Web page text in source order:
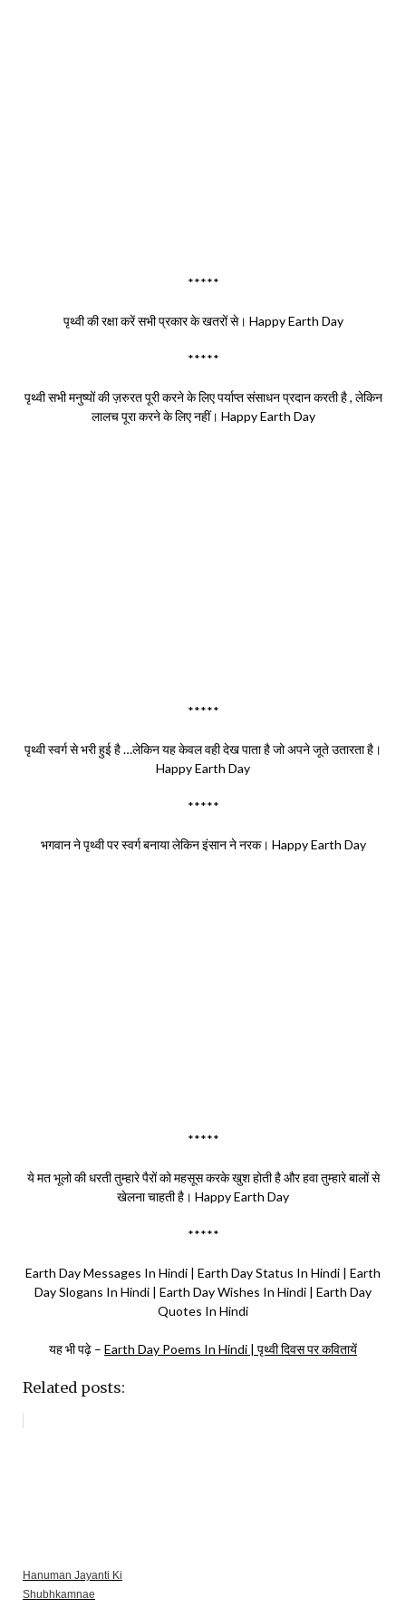
*****
पृथ्वी की रक्षा करें सभी प्रकार के खतरों से। Happy Earth Day
*****
पृथ्वी सभी मनुष्यों की ज़रुरत पूरी करने के लिए पर्याप्त संसाधन प्रदान करती है , लेकिन
लालच पूरा करने के लिए नहीं। Happy Earth Day
*****
पृथ्वी स्वर्ग से भरी हुई है …लेकिन यह केवल वही देख पाता है जो अपने जूते उतारता है।
Happy Earth Day
*****
भगवान ने पृथ्वी पर स्वर्ग बनाया लेकिन इंसान ने नरक। Happy Earth Day
*****
ये मत भूलो की धरती तुम्हारे पैरों को महसूस करके खुश होती है और हवा तुम्हारे बालों से
खेलना चाहती है। Happy Earth Day
*****
Earth Day Messages In Hindi | Earth Day Status In Hindi | Earth
Day Slogans In Hindi | Earth Day Wishes In Hindi | Earth Day
Quotes In Hindi
यह भी पढ़े – Earth Day Poems In Hindi | पृथ्वी दिवस पर कवितायें
Related posts:
Hanuman Jayanti Ki
Shubhkamnae